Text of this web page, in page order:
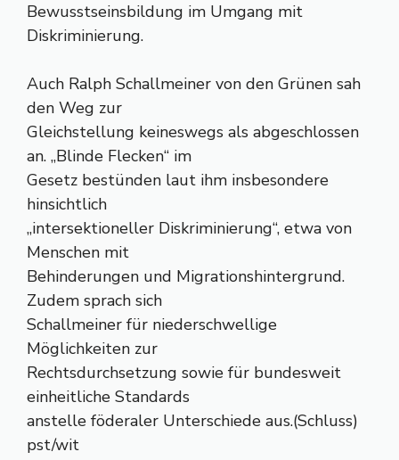
Bewusstseinsbildung im Umgang mit
Diskriminierung.
Auch Ralph Schallmeiner von den Grünen sah
den Weg zur
Gleichstellung keineswegs als abgeschlossen
an. „Blinde Flecken“ im
Gesetz bestünden laut ihm insbesondere
hinsichtlich
„intersektioneller Diskriminierung“, etwa von
Menschen mit
Behinderungen und Migrationshintergrund.
Zudem sprach sich
Schallmeiner für niederschwellige
Möglichkeiten zur
Rechtsdurchsetzung sowie für bundesweit
einheitliche Standards
anstelle föderaler Unterschiede aus.(Schluss)
pst/wit